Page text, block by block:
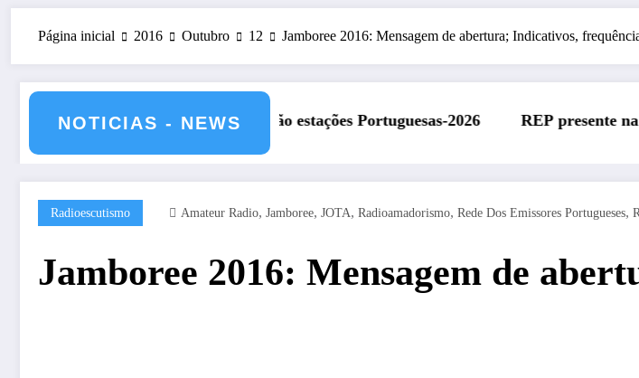
Página inicial 2016 Outubro 12 Jamboree 2016: Mensagem de abertura; Indicativos,
NOTICIAS - NEWS
Classificação estações Portuguesas-2026 REP presente na Feira Rádio da ARAL –
Radioescutismo Amateur Radio, Jamboree, JOTA, Radioamadorismo, Rede Dos Emissores Portugueses,
Jamboree 2016: Mensagem de